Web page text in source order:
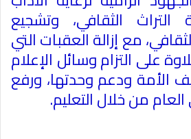
التراث الثقافي، وتشجيع
مع إزالة العقبات التي
على التزام وسائل الإعلام
الأمة ودعم وحدتها، ورفع
من خلال التعليم.